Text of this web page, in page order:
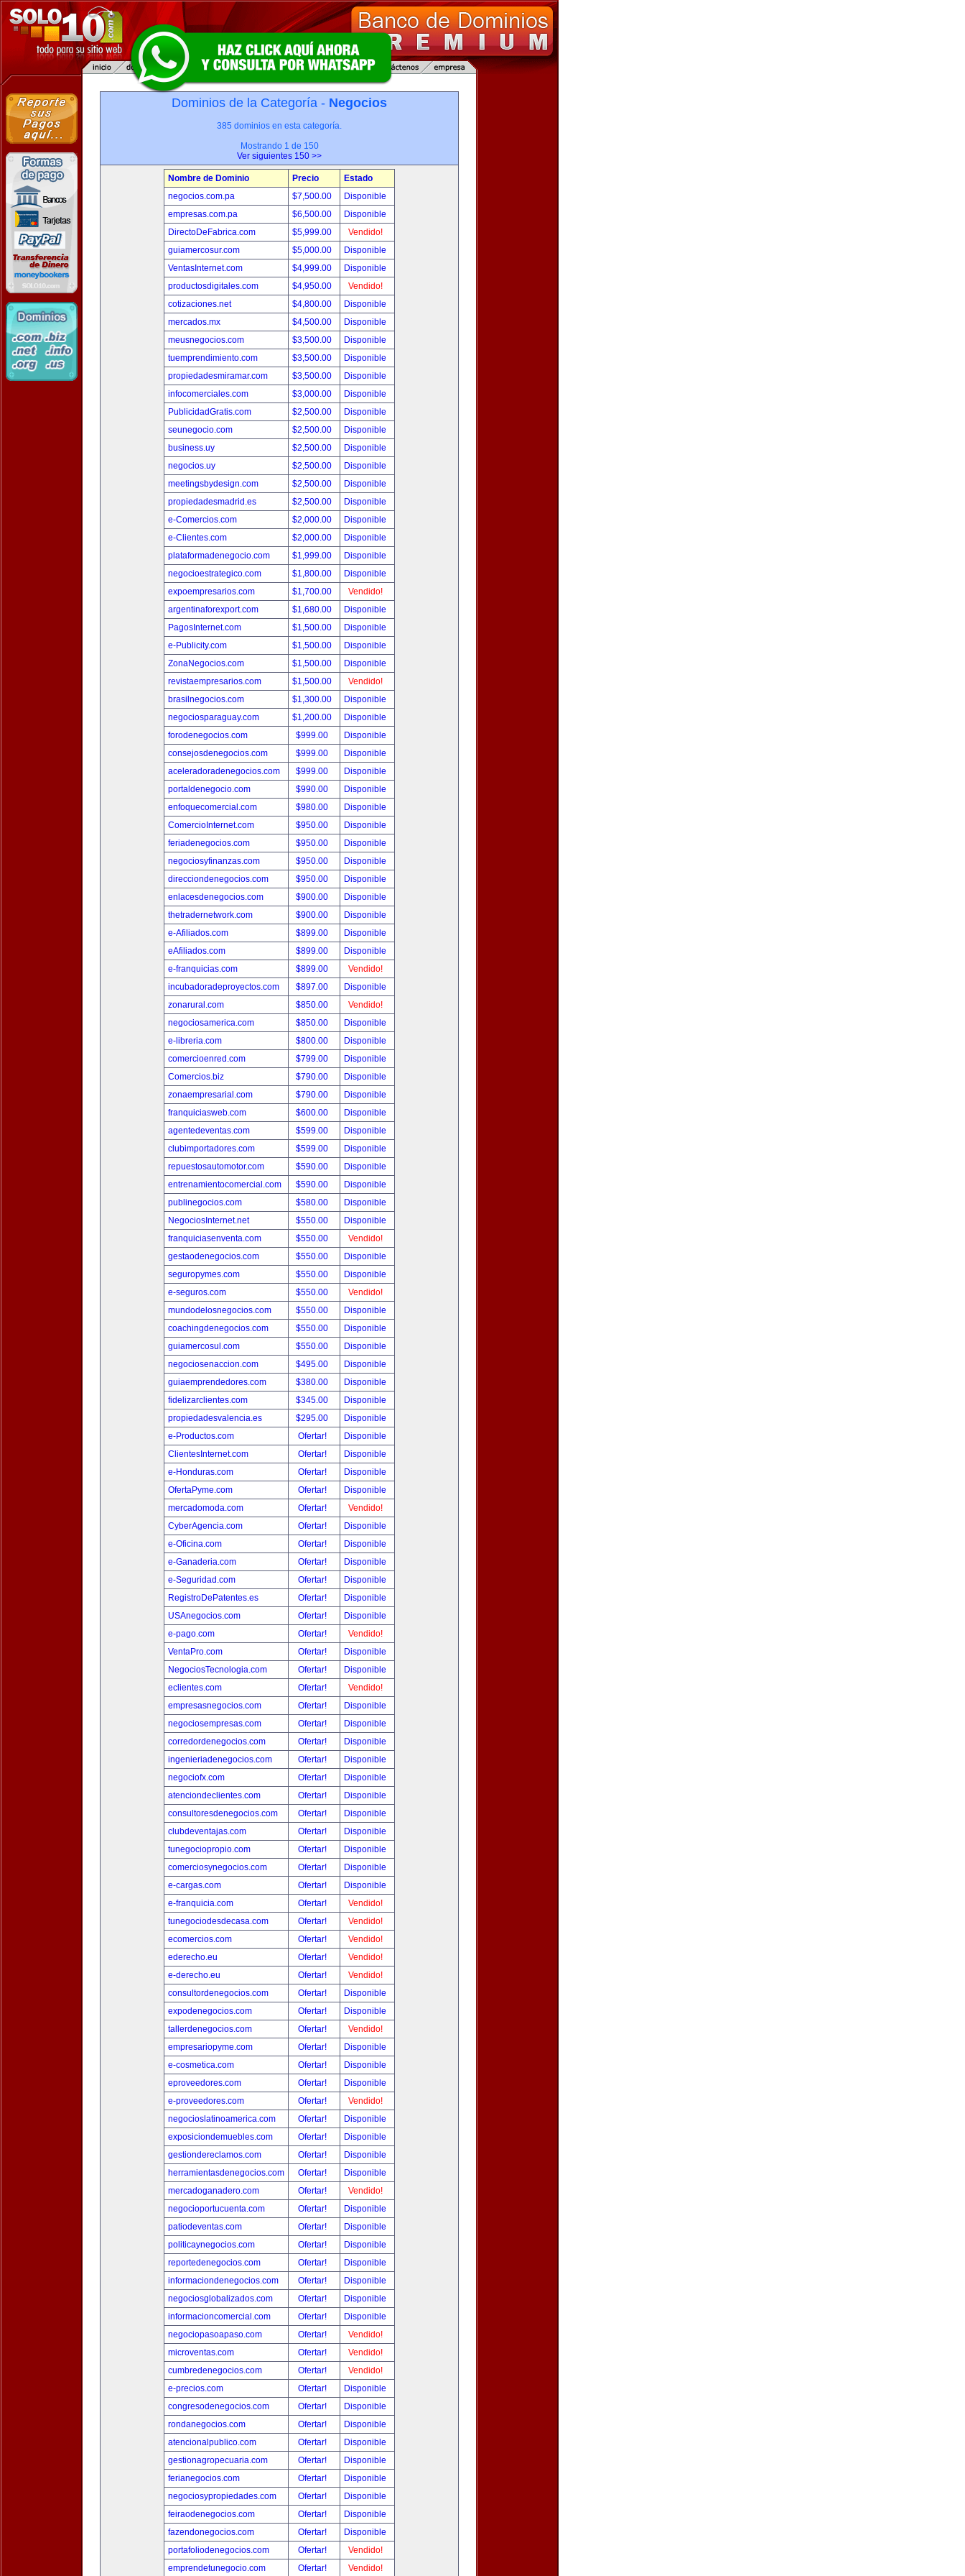
Dominios de la Categoría - Negocios
385 dominios en esta categoría.
Mostrando 1 de 150
Ver siguientes 150 >>
Nombre de Dominio Precio
Estado
negocios.com.pa
$7,500.00
Disponible
empresas.com.pa
$6,500.00
Disponible
DirectoDeFabrica.com
$5,999.00
Vendido!
guiamercosur.com
$5,000.00
Disponible
VentasInternet.com
$4,999.00
Disponible
productosdigitales.com
$4,950.00
Vendido!
cotizaciones.net
$4,800.00
Disponible
mercados.mx
$4,500.00
Disponible
meusnegocios.com
$3,500.00
Disponible
tuemprendimiento.com
$3,500.00
Disponible
propiedadesmiramar.com
$3,500.00
Disponible
infocomerciales.com
$3,000.00
Disponible
PublicidadGratis.com
$2,500.00
Disponible
seunegocio.com
$2,500.00
Disponible
business.uy
$2,500.00
Disponible
negocios.uy
$2,500.00
Disponible
meetingsbydesign.com
$2,500.00
Disponible
propiedadesmadrid.es
$2,500.00
Disponible
e-Comercios.com
$2,000.00
Disponible
e-Clientes.com
$2,000.00
Disponible
plataformadenegocio.com
$1,999.00
Disponible
negocioestrategico.com
$1,800.00
Disponible
expoempresarios.com
$1,700.00
Vendido!
argentinaforexport.com
$1,680.00
Disponible
PagosInternet.com
$1,500.00
Disponible
e-Publicity.com
$1,500.00
Disponible
ZonaNegocios.com
$1,500.00
Disponible
revistaempresarios.com
$1,500.00
Vendido!
brasilnegocios.com
$1,300.00
Disponible
negociosparaguay.com
$1,200.00
Disponible
forodenegocios.com
$999.00
Disponible
consejosdenegocios.com
$999.00
Disponible
aceleradoradenegocios.com
$999.00
Disponible
portaldenegocio.com
$990.00
Disponible
enfoquecomercial.com
$980.00
Disponible
ComercioInternet.com
$950.00
Disponible
feriadenegocios.com
$950.00
Disponible
negociosyfinanzas.com
$950.00
Disponible
direcciondenegocios.com
$950.00
Disponible
enlacesdenegocios.com
$900.00
Disponible
thetradernetwork.com
$900.00
Disponible
e-Afiliados.com
$899.00
Disponible
eAfiliados.com
$899.00
Disponible
e-franquicias.com
$899.00
Vendido!
incubadoradeproyectos.com
$897.00
Disponible
zonarural.com
$850.00
Vendido!
negociosamerica.com
$850.00
Disponible
e-libreria.com
$800.00
Disponible
comercioenred.com
$799.00
Disponible
Comercios.biz
$790.00
Disponible
zonaempresarial.com
$790.00
Disponible
franquiciasweb.com
$600.00
Disponible
agentedeventas.com
$599.00
Disponible
clubimportadores.com
$599.00
Disponible
repuestosautomotor.com
$590.00
Disponible
entrenamientocomercial.com
$590.00
Disponible
publinegocios.com
$580.00
Disponible
NegociosInternet.net
$550.00
Disponible
franquiciasenventa.com
$550.00
Vendido!
gestaodenegocios.com
$550.00
Disponible
seguropymes.com
$550.00
Disponible
e-seguros.com
$550.00
Vendido!
mundodelosnegocios.com
$550.00
Disponible
coachingdenegocios.com
$550.00
Disponible
guiamercosul.com
$550.00
Disponible
negociosenaccion.com
$495.00
Disponible
guiaemprendedores.com
$380.00
Disponible
fidelizarclientes.com
$345.00
Disponible
propiedadesvalencia.es
$295.00
Disponible
e-Productos.com
Ofertar!
Disponible
ClientesInternet.com
Ofertar!
Disponible
e-Honduras.com
Ofertar!
Disponible
OfertaPyme.com
Ofertar!
Disponible
mercadomoda.com
Ofertar!
Vendido!
CyberAgencia.com
Ofertar!
Disponible
e-Oficina.com
Ofertar!
Disponible
e-Ganaderia.com
Ofertar!
Disponible
e-Seguridad.com
Ofertar!
Disponible
RegistroDePatentes.es
Ofertar!
Disponible
USAnegocios.com
Ofertar!
Disponible
e-pago.com
Ofertar!
Vendido!
VentaPro.com
Ofertar!
Disponible
NegociosTecnologia.com
Ofertar!
Disponible
eclientes.com
Ofertar!
Vendido!
empresasnegocios.com
Ofertar!
Disponible
negociosempresas.com
Ofertar!
Disponible
corredordenegocios.com
Ofertar!
Disponible
ingenieriadenegocios.com
Ofertar!
Disponible
negociofx.com
Ofertar!
Disponible
atenciondeclientes.com
Ofertar!
Disponible
consultoresdenegocios.com
Ofertar!
Disponible
clubdeventajas.com
Ofertar!
Disponible
tunegociopropio.com
Ofertar!
Disponible
comerciosynegocios.com
Ofertar!
Disponible
e-cargas.com
Ofertar!
Disponible
e-franquicia.com
Ofertar!
Vendido!
tunegociodesdecasa.com
Ofertar!
Vendido!
ecomercios.com
Ofertar!
Vendido!
ederecho.eu
Ofertar!
Vendido!
e-derecho.eu
Ofertar!
Vendido!
consultordenegocios.com
Ofertar!
Disponible
expodenegocios.com
Ofertar!
Disponible
tallerdenegocios.com
Ofertar!
Vendido!
empresariopyme.com
Ofertar!
Disponible
e-cosmetica.com
Ofertar!
Disponible
eproveedores.com
Ofertar!
Disponible
e-proveedores.com
Ofertar!
Vendido!
negocioslatinoamerica.com
Ofertar!
Disponible
exposiciondemuebles.com
Ofertar!
Disponible
gestiondereclamos.com
Ofertar!
Disponible
herramientasdenegocios.com
Ofertar!
Disponible
mercadoganadero.com
Ofertar!
Vendido!
negocioportucuenta.com
Ofertar!
Disponible
patiodeventas.com
Ofertar!
Disponible
politicaynegocios.com
Ofertar!
Disponible
reportedenegocios.com
Ofertar!
Disponible
informaciondenegocios.com
Ofertar!
Disponible
negociosglobalizados.com
Ofertar!
Disponible
informacioncomercial.com
Ofertar!
Disponible
negociopasoapaso.com
Ofertar!
Vendido!
microventas.com
Ofertar!
Vendido!
cumbredenegocios.com
Ofertar!
Vendido!
e-precios.com
Ofertar!
Disponible
congresodenegocios.com
Ofertar!
Disponible
rondanegocios.com
Ofertar!
Disponible
atencionalpublico.com
Ofertar!
Disponible
gestionagropecuaria.com
Ofertar!
Disponible
ferianegocios.com
Ofertar!
Disponible
negociosypropiedades.com
Ofertar!
Disponible
feiraodenegocios.com
Ofertar!
Disponible
fazendonegocios.com
Ofertar!
Disponible
portafoliodenegocios.com
Ofertar!
Vendido!
emprendetunegocio.com
Ofertar! Vendido!